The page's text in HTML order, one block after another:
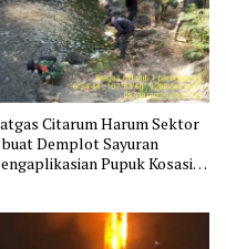
Citarum Harum Sektor
buat Demplot Sayuran
Pupuk Kosasih
Ternak di Wilayah Binaan